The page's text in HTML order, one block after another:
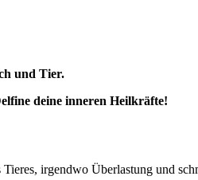
und Tier.
deine inneren Heilkräfte!
irgendwo Überlastung und